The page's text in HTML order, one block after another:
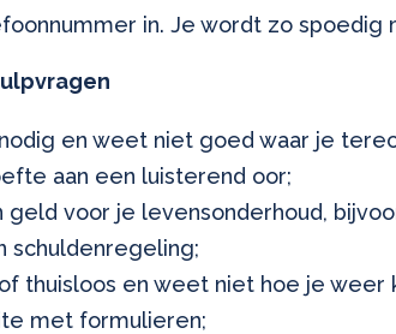
in. Je wordt zo
en weet niet goed waar je
aan een luisterend oor;
voor je levensonderhoud,
schuldenregeling;
thuisloos en weet niet hoe je weer
met formulieren;